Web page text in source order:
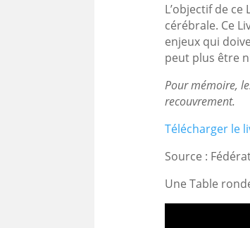
L’objectif de
cérébrale. Ce
enjeux qui
peut plus être
Pour mémoire,
recouvrement.
Télécharger le
Source :
Une Table